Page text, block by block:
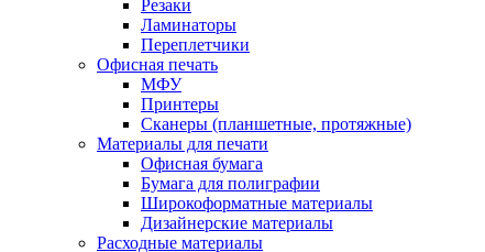
Резаки
Ламинаторы
Переплетчики
Офисная печать
МФУ
Принтеры
Сканеры (планшетные, протяжные)
Материалы для печати
Офисная бумага
Бумага для полиграфии
Широкоформатные материалы
Дизайнерские материалы
Расходные материалы